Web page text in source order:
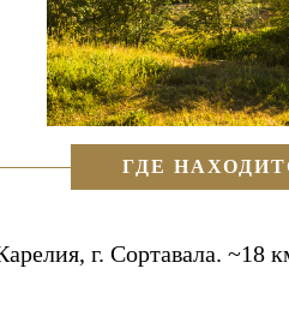
ГДЕ
г. Сортавала. ~18